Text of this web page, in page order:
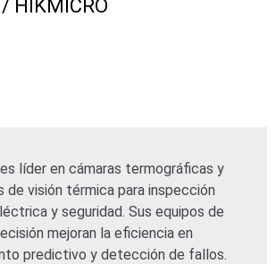
/ HIKMICRO
es líder en cámaras termográficas y
de visión térmica para inspección
y seguridad. Sus equipos de
mejoran la eficiencia en
predictivo y detección de fallos.